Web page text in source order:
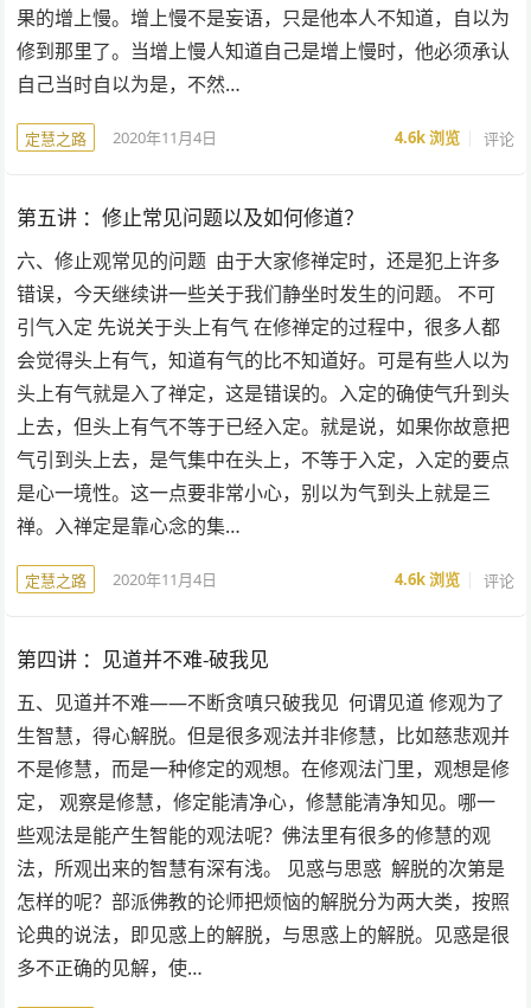
果的增上慢。增上慢不是妄语，只是他本人不知道，自以为
修到那里了。当增上慢人知道自己是增上慢时，他必须承认
自己当时自以为是，不然…
定慧之路 2020年11月4日 4.6k浏览 评论
第五讲 ：修止常见问题以及如何修道？
六、修止观常见的问题 由于大家修禅定时，还是犯上许多
错误，今天继续讲一些关于我们静坐时发生的问题。 不可
引气入定 先说关于头上有气 在修禅定的过程中，很多人都
会觉得头上有气，知道有气的比不知道好。可是有些人以为
头上有气就是入了禅定，这是错误的。入定的确使气升到头
上去，但头上有气不等于已经入定。就是说，如果你故意把
气引到头上去，是气集中在头上，不等于入定，入定的要点
是心一境性。这一点要非常小心，别以为气到头上就是三
禅。入禅定是靠心念的集…
定慧之路 2020年11月4日 4.6k浏览 评论
第四讲 ：见道并不难-破我见
五、见道并不难——不断贪嗔只破我见 何谓见道 修观为了
生智慧，得心解脱。但是很多观法并非修慧，比如慈悲观并
不是修慧，而是一种修定的观想。在修观法门里，观想是修
定， 观察是修慧，修定能清净心，修慧能清净知见。哪一
些观法是能产生智能的观法呢？佛法里有很多的修慧的观
法，所观出来的智慧有深有浅。 见惑与思惑 解脱的次第是
怎样的呢？部派佛教的论师把烦恼的解脱分为两大类，按照
论典的说法，即见惑上的解脱，与思惑上的解脱。见惑是很
多不正确的见解，使…